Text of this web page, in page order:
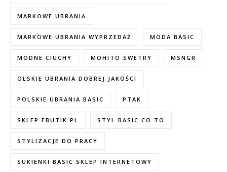
MARKOWE UBRANIA
MARKOWE UBRANIA WYPRZEDAŻ MODA BASIC
MODNE CIUCHY MOHITO SWETRY MSNGR
OLSKIE UBRANIA DOBREJ JAKOŚCI
POLSKIE UBRANIA BASIC PTAK
SKLEP EBUTIK.PL STYL BASIC CO TO
STYLIZACJE DO PRACY
SUKIENKI BASIC SKLEP INTERNETOWY